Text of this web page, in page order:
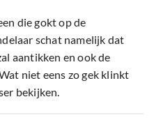
die gokt op de
schat namelijk dat
aantikken en ook de
niet eens zo gek klinkt
bekijken.